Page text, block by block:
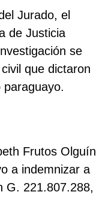
Jurado, el
de Justicia
se
que dictaron
paraguayo.
Frutos Olguín
a indemnizar a
G. 221.807.288,